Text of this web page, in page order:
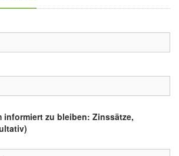
informiert zu bleiben: Zinssätze,